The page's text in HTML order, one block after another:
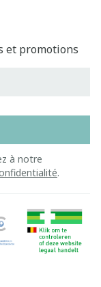
et promotions
à notre
.